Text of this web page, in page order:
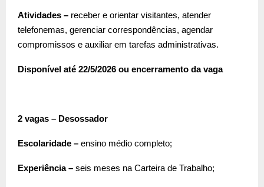
Atividades – receber e orientar visitantes, atender
telefonemas, gerenciar correspondências, agendar
compromissos e auxiliar em tarefas administrativas.
Disponível até 22/5/2026 ou encerramento da vaga
2 vagas – Desossador
Escolaridade – ensino médio completo;
Experiência – seis meses na Carteira de Trabalho;